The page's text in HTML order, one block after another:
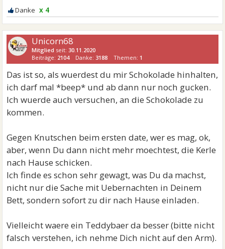
x 4
Unicorn68
Mitglied seit:30.11.2020
Beiträge: 2104 Danke:3188 Themen: 1
Das ist so, als wuerdest du mir Schokolade hinhalten,
ich darf mal *beep* und ab dann nur noch gucken.
Ich wuerde auch versuchen, an die Schokolade zu
kommen.
Gegen Knutschen beim ersten date, wer es mag, ok,
aber, wenn Du dann nicht mehr moechtest, die Kerle
nach Hause schicken.
Ich finde es schon sehr gewagt, was Du da machst,
nicht nur die Sache mit Uebernachten in Deinem
Bett, sondern sofort zu dir nach Hause einladen.
Vielleicht waere ein Teddybaer da besser (bitte nicht
falsch verstehen, ich nehme Dich nicht auf den Arm).